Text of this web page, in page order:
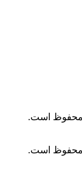
محفوظ است.
محفوظ است.